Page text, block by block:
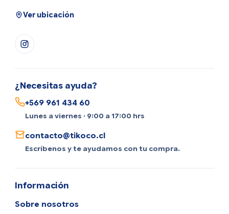
Ver ubicación
¿Necesitas ayuda?
+569 961 434 60
Lunes a viernes · 9:00 a 17:00 hrs
contacto@tikoco.cl
Escríbenos y te ayudamos con tu compra.
Información
Sobre nosotros